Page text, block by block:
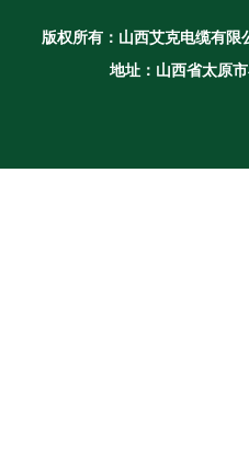
版权所有： 山西艾克电缆有限
地址：山西省太原